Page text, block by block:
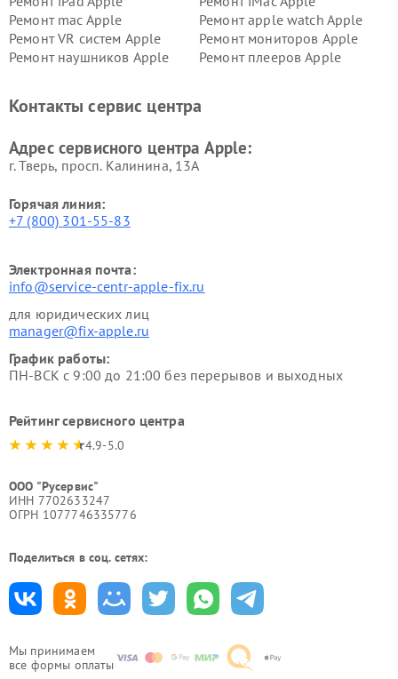
Мы принимаем
все формы оплаты
Ремонт mac Apple
Ремонт apple watch Apple
Ремонт VR систем Apple
Ремонт мониторов Apple
Ремонт наушников Apple
Ремонт плееров Apple
Контакты сервис центра
Адрес сервисного центра Apple:
г. Тверь, просп. Калинина, 13А
Горячая линия:
+7 (800) 301-55-83
Электронная почта:
info@service-centr-apple-fix.ru
для юридических лиц
manager@fix-apple.ru
График работы:
ПН-ВСК с 9:00 до 21:00 без перерывов и выходных
Рейтинг сервисного центра
4.9-5.0
ООО "Русервис"
ИНН 7702633247
ОГРН 1077746335776
Поделиться в соц. сетях: